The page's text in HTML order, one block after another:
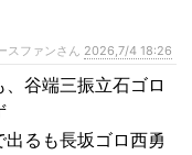
スファンさん 2026,7/4 18:26
谷端三振立石ゴロ
るも長坂ゴロ西勇